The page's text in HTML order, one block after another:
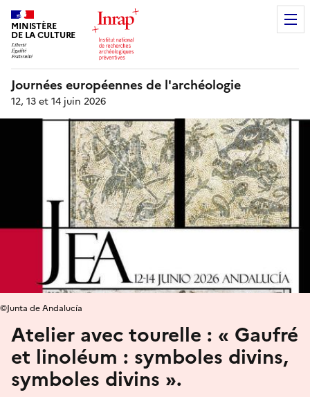
MINISTÈRE
DE LA CULTURE
Journées européennes de l'archéologie
12, 13 et 14 juin 2026
Atelier avec tourelle : « Gaufré
et linoléum : symboles divins,
symboles divins ».
©Junta de Andalucía